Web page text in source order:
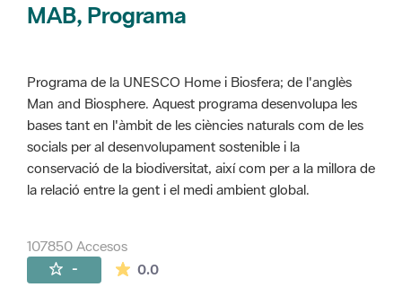
MAB, Programa
Programa de la UNESCO Home i Biosfera; de l'anglès
Man and Biosphere. Aquest programa desenvolupa les
bases tant en l'àmbit de les ciències naturals com de les
socials per al desenvolupament sostenible i la
conservació de la biodiversitat, així com per a la millora de
la relació entre la gent i el medi ambient global.
107850 Accesos
- 0.0La valoración media es de 0 estrellas de